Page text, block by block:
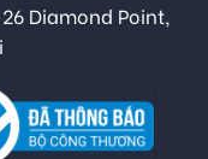
Diamond Point,